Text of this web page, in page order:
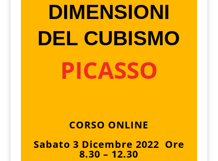
DIMENSIONI
DEL CUBISMO
PICASSO
CORSO ONLINE
Sabato 3 Dicembre 2022 Ore
8.30 – 12.30